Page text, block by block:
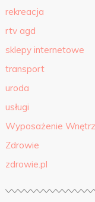
rekreacja
rtv agd
sklepy internetowe
transport
uroda
usługi
Wyposażenie Wnętrz
Zdrowie
zdrowie.pl